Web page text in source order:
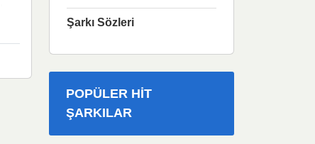
Şarkı Sözleri
POPÜLER HIT
ŞARKILAR